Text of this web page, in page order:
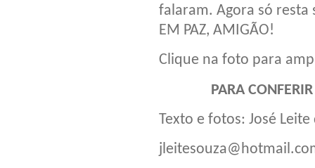
falaram. Agora só resta
EM PAZ, AMIGÃO!
Clique na foto para
PARA
Texto e fotos: José Leite